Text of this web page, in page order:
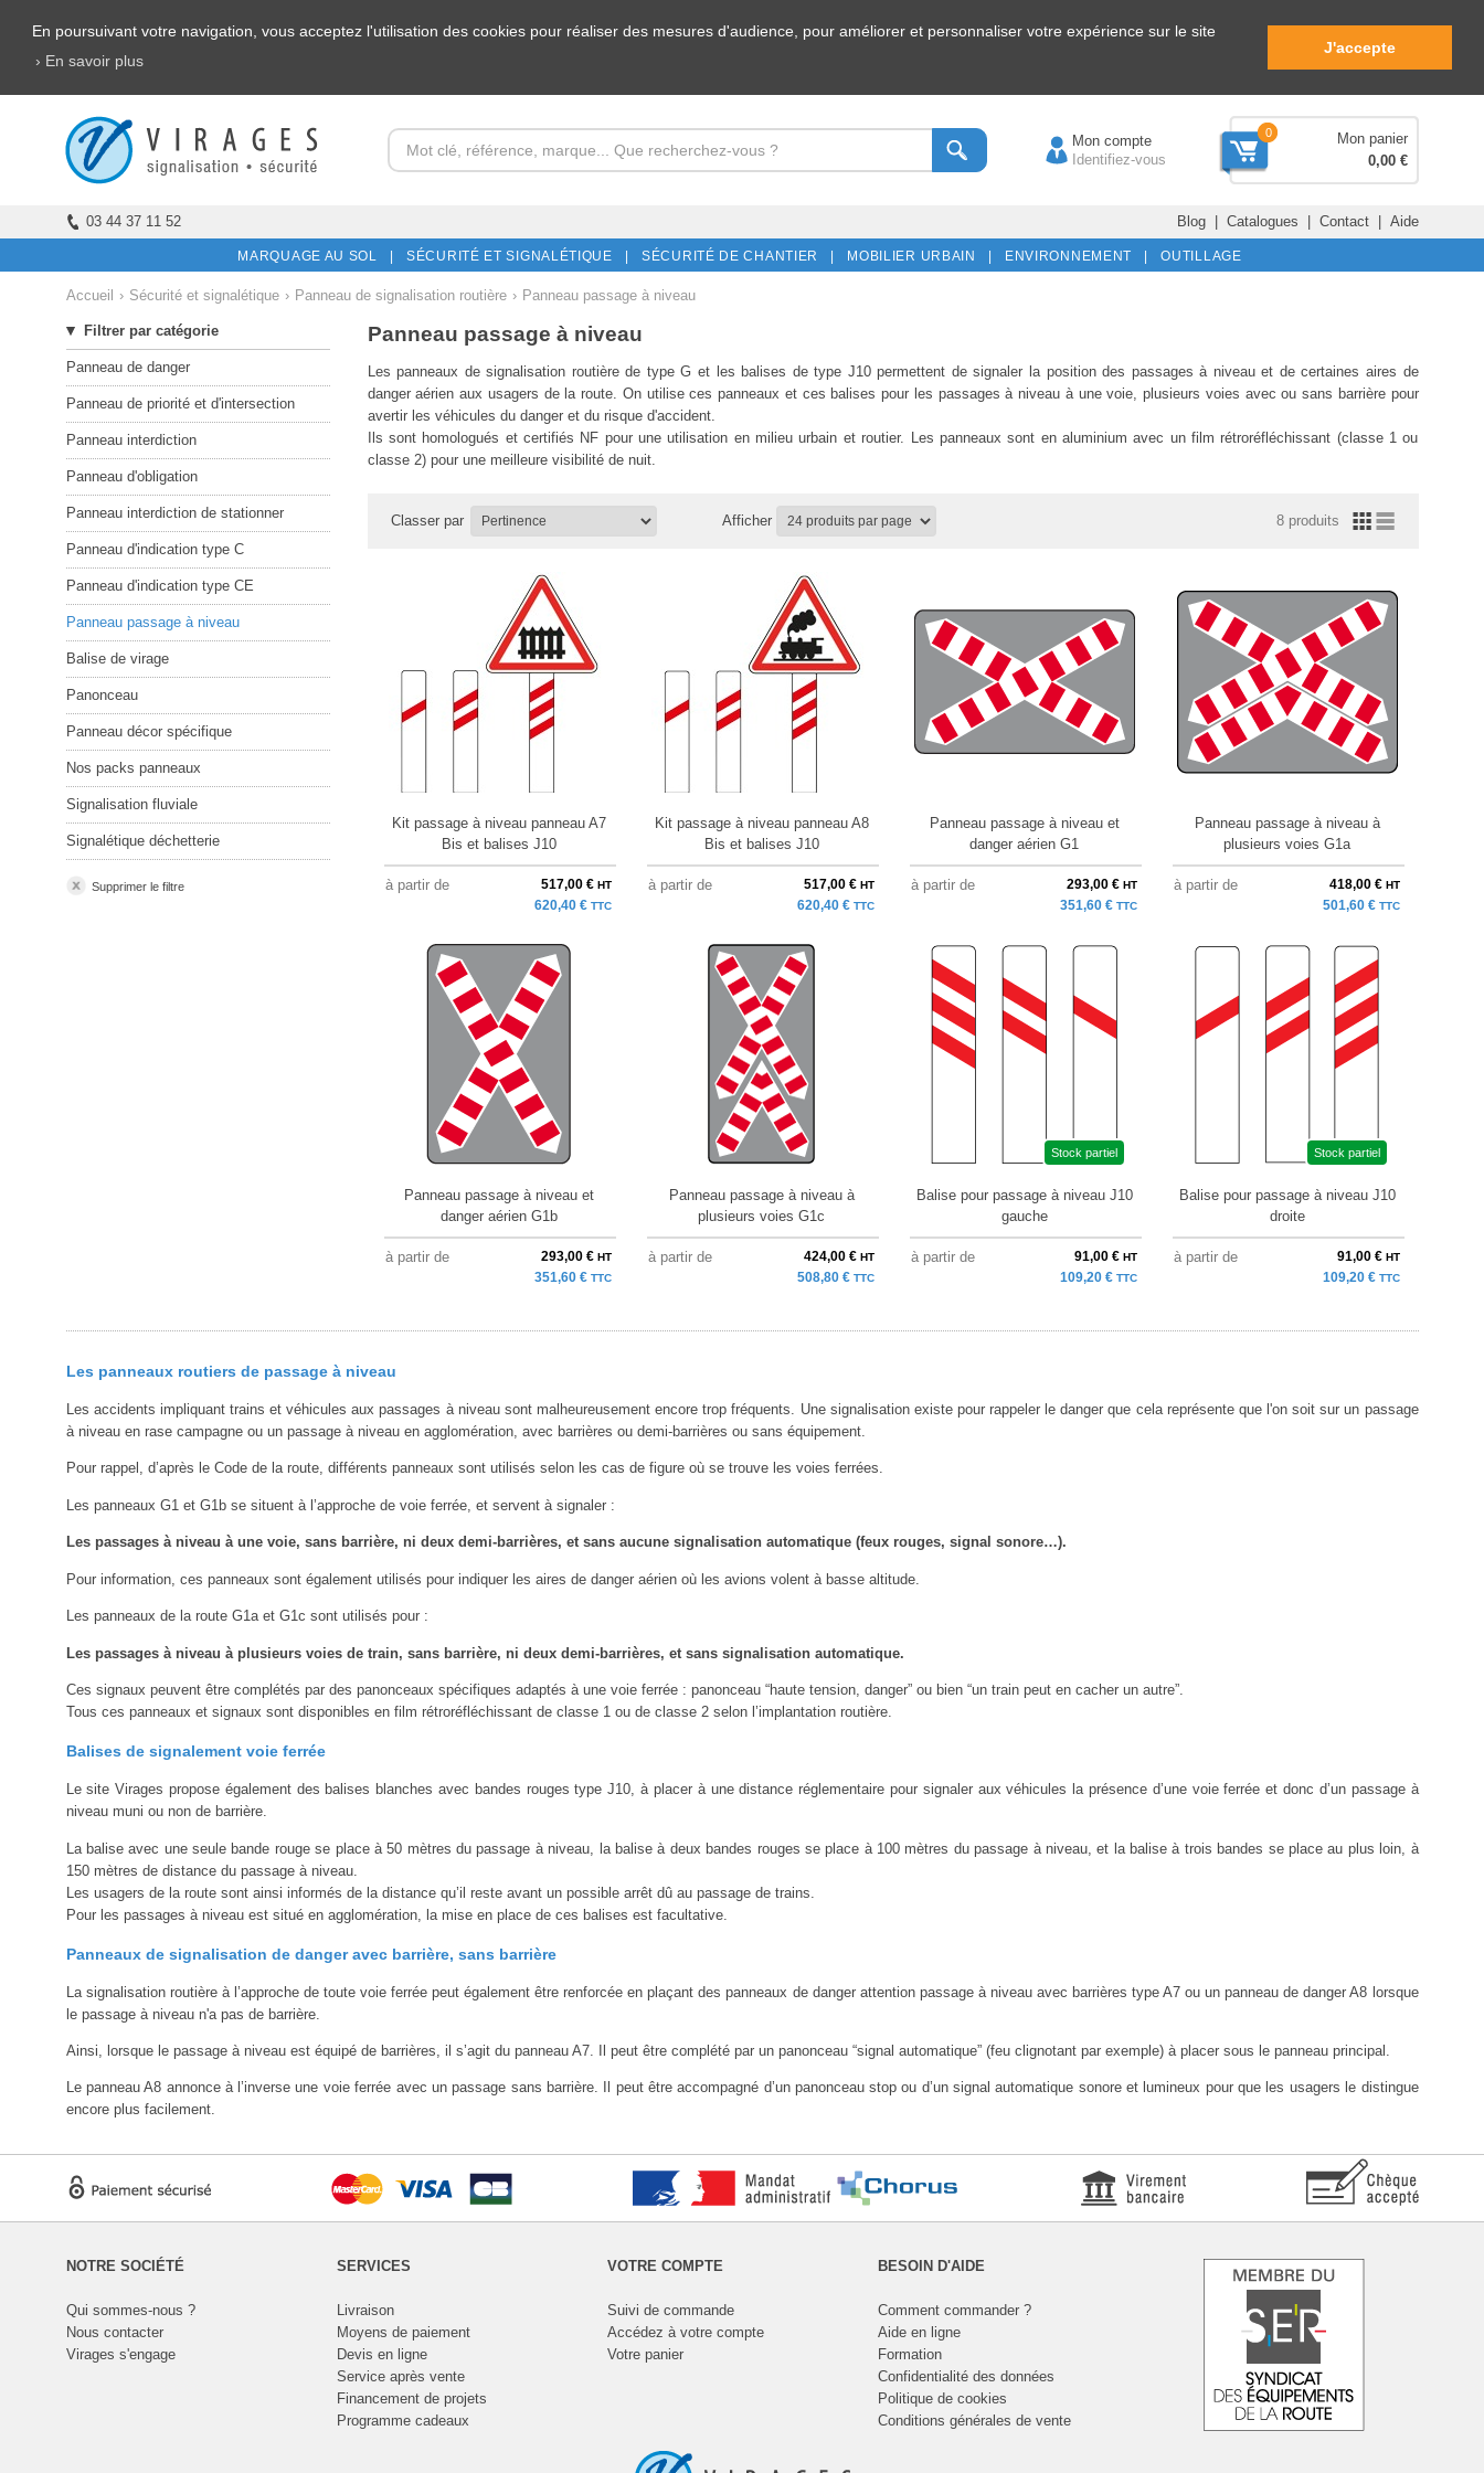
En poursuivant votre navigation, vous acceptez l'utilisation des cookies pour réaliser des mesures d'audience, pour améliorer et personnaliser votre expérience sur le site
› En savoir plus
J'accepte
Mon compte
Identifiez-vous
0
Mon panier
0,00 €
03 44 37 11 52 Blog| Catalogues | Contact| Aide
MARQUAGE AU SOL | SÉCURITÉ ET SIGNALÉTIQUE | SÉCURITÉ DE CHANTIER | MOBILIER URBAIN | ENVIRONNEMENT | OUTILLAGE
Accueil › Sécurité et signalétique › Panneau de signalisation routière › Panneau passage à niveau
Filtrer par catégorie
Panneau de danger
Panneau de priorité et d'intersection
Panneau interdiction
Panneau d'obligation
Panneau interdiction de stationner
Panneau d'indication type C
Panneau d'indication type CE
Panneau passage à niveau
Balise de virage
Panonceau
Panneau décor spécifique
Nos packs panneaux
Signalisation fluviale
Signalétique déchetterie
Supprimer le filtre
Panneau passage à niveau
Lespanneaux de signalisation routièrede type G et les balises de type J10 permettent de signaler la position des passages à niveau et de certaines aires de
danger aérien aux usagers de la route. On utilise ces panneaux et ces balises pour les passages à niveau à une voie, plusieurs voies avec ou sans barrière pour
avertir les véhicules du danger et du risque d'accident.
Ils sont homologués et certifiés NF pour une utilisation en milieu urbain et routier. Les panneaux sont en aluminium avec un film rétroréfléchissant (classe 1 ou
classe 2) pour une meilleure visibilité de nuit.
Classer par Afficher 8 produits
Kit passage à niveau panneau A7
Bis et balises J10
à partir de 517,00 € HT
620,40 € TTC
Kit passage à niveau panneau A8
Bis et balises J10
à partir de 517,00 € HT
620,40 € TTC
Panneau passage à niveau et
danger aérien G1
à partir de 293,00 € HT
351,60 € TTC
Panneau passage à niveau à
plusieurs voies G1a
à partir de 418,00 € HT
501,60 € TTC
Panneau passage à niveau et
danger aérien G1b
à partir de 293,00 € HT
351,60 € TTC
Panneau passage à niveau à
plusieurs voies G1c
à partir de 424,00 € HT
508,80 € TTC
Stock partiel
Balise pour passage à niveau J10
gauche
à partir de 91,00 € HT
109,20 € TTC
Stock partiel
Balise pour passage à niveau J10
droite
à partir de 91,00 € HT
109,20 € TTC
Les panneaux routiers de passage à niveau
Les accidents impliquant trains et véhicules aux passages à niveau sont malheureusement encore trop fréquents. Une signalisation existe pour rappeler le danger que cela représente que l'on soit sur un passage
à niveau en rase campagne ou un passage à niveau en agglomération, avec barrières ou demi-barrières ou sans équipement.
Pour rappel, d’après le Code de la route, différents panneaux sont utilisés selon les cas de figure où se trouve les voies ferrées.
Les panneaux G1 et G1b se situent à l’approche de voie ferrée, et servent à signaler :
Les passages à niveau à une voie, sans barrière, ni deux demi-barrières, et sans aucune signalisation automatique (feux rouges, signal sonore…).
Pour information, ces panneaux sont également utilisés pour indiquer les aires de danger aérien où les avions volent à basse altitude.
Les panneaux de la route G1a et G1c sont utilisés pour :
Les passages à niveau à plusieurs voies de train, sans barrière, ni deux demi-barrières, et sans signalisation automatique.
Ces signaux peuvent être complétés par des panonceaux spécifiques adaptés à une voie ferrée : panonceau “haute tension, danger”ou bien “un train peut en cacher un autre”.
Tous ces panneaux et signaux sont disponibles en film rétroréfléchissant de classe 1 ou de classe 2 selon l’implantation routière.
Balises de signalement voie ferrée
Le site Virages propose également des balises blanches avec bandes rouges type J10, à placer à une distance réglementaire pour signaler aux véhicules la présence d’une voie ferrée et donc d’un passage à
niveau muni ou non de barrière.
La balise avec une seule bande rouge se place à 50 mètres du passage à niveau, la balise à deux bandes rouges se place à 100 mètres du passage à niveau, et la balise à trois bandes se place au plus loin, à
150 mètres de distance du passage à niveau.
Les usagers de la route sont ainsi informés de la distance qu’il reste avant un possible arrêt dû au passage de trains.
Pour les passages à niveau est situé en agglomération, la mise en place de ces balises est facultative.
Panneaux de signalisation de danger avec barrière, sans barrière
La signalisation routière à l’approche de toute voie ferrée peut également être renforcée en plaçant despanneaux de danger attention passage à niveau avec barrières type A7 ou unpanneau de danger A8 lorsque
le passage à niveau n'a pas de barrière.
Ainsi, lorsque le passage à niveau est équipé de barrières, il s’agit du panneau A7. Il peut être complété par un panonceau “signal automatique” (feu clignotant par exemple) à placer sous le panneau principal.
Le panneau A8 annonce à l’inverse une voie ferrée avec un passage sans barrière. Il peut être accompagné d’un panonceau stop ou d’un signal automatique sonore et lumineux pour que les usagers le distingue
encore plus facilement.
NOTRE SOCIÉTÉ
Qui sommes-nous ?
Nous contacter
Virages s'engage
SERVICES
Livraison
Moyens de paiement
Devis en ligne
Service après vente
Financement de projets
Programme cadeaux
VOTRE COMPTE
Suivi de commande
Accédez à votre compte
Votre panier
BESOIN D'AIDE
Comment commander ?
Aide en ligne
Formation
Confidentialité des données
Politique de cookies
Conditions générales de vente